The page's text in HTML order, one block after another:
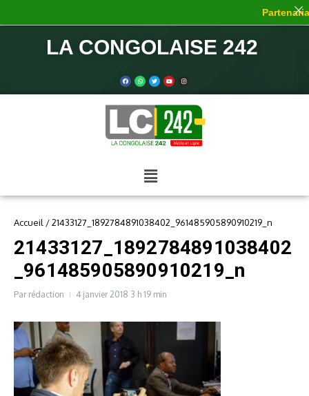
LA CONGOLAISE 242
Accueil /21433127_1892784891038402_961485905890910219_n
21433127_1892784891038402
_961485905890910219_n
Par rédaction 4 janvier 2018 3 h 19 min